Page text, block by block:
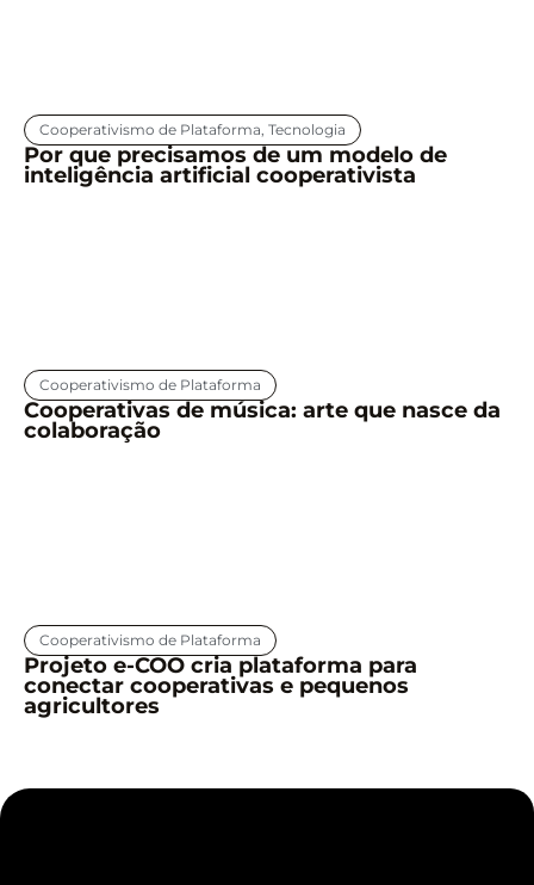
Cooperativismo de Plataforma, Tecnologia
Por que precisamos de um modelo de
inteligência artificial cooperativista
Cooperativismo de Plataforma
Cooperativas de música: arte que nasce da
colaboração
Cooperativismo de Plataforma
Projeto e-COO cria plataforma para
conectar cooperativas e pequenos
agricultores